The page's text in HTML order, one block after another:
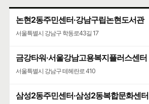
논현2동주민센터·강남구립논현도서관
서울특별시 강남구 학동로43길 17
금강타워·서울강남고용복지플러스센터
서울특별시 강남구 테헤란로 410
삼성2동주민센터·삼성2동복합문화센터